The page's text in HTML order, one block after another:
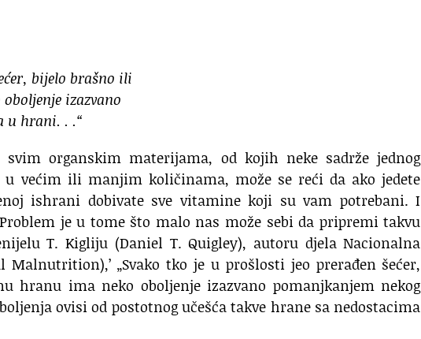
bijelo brašno ili
izazvano
u hrani. . .“
organskim materijama, od kojih neke sadrže jednog
većim ili manjim količinama, može se reći da ako jedete
ishrani dobivate sve vitamine koji su vam potrebani. I
je u tome što malo nas može sebi da pripremi takvu
T. Kigliju (Daniel T. Quigley), autoru djela Nacionalna
Malnutrition),’ „Svako tko je u prošlosti jeo prerađen šećer,
hranu ima neko oboljenje izazvano pomanjkanjem nekog
ovisi od postotnog učešća takve hrane sa nedostacima